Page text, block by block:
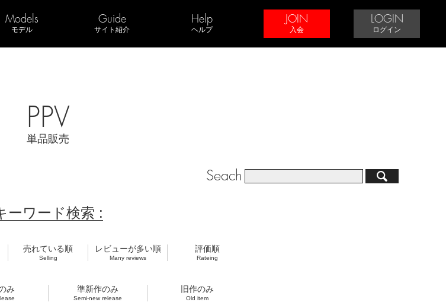
Models
モデル
Guide
サイト紹介
Help
ヘルプ
JOIN
入会
LOGIN
ログイン
PPV
単品販売
Seach
ーワード検索 :
売れている順
Selling
レビューが多い順
Many reviews
評価順
Rateing
み 準新作のみ
Semi-new release
旧作のみ
Old item